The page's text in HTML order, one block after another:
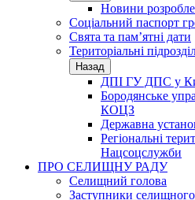
Новини
Соціальний паспорт
Свята та пам’ятні дати
Територіальні
Назад
ДПІ ГУ ДПС у
Бородянське
КОЦЗ
Державна
Регіональні
Нацсоцслужби
ПРО СЕЛИЩНУ РАДУ
Селищний голова
Заступники